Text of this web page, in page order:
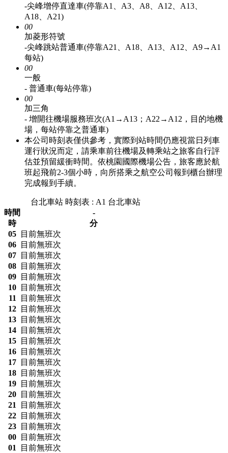
-尖峰增停直達車(停靠A1、A3、A8、A12、A13、
A18、A21)
00
加菱形符號
-尖峰跳站普通車(停靠A21、A18、A13、A12、A9→A1
每站)
00
一般
- 普通車(每站停靠)
00
加三角
- 增開往機場服務班次(A1→A13；A22→A12，目的地機
場，每站停靠之普通車)
本公司時刻表僅供參考，實際到站時間仍應視當日列車
運行狀況而定，請乘車前往機場及轉乘站之旅客自行評
估並預留緩衝時間。依桃園國際機場公告，旅客應於航
班起飛前2-3個小時，向所搭乘之航空公司報到櫃台辦理
完成報到手續。
台北車站 時刻表 : A1 台北車站
時間
-
時
分
05
目前無班次
06
目前無班次
07
目前無班次
08
目前無班次
09
目前無班次
10
目前無班次
11
目前無班次
12
目前無班次
13
目前無班次
14
目前無班次
15
目前無班次
16
目前無班次
17
目前無班次
18
目前無班次
19
目前無班次
20
目前無班次
21
目前無班次
22
目前無班次
23
目前無班次
00
目前無班次
01
目前無班次